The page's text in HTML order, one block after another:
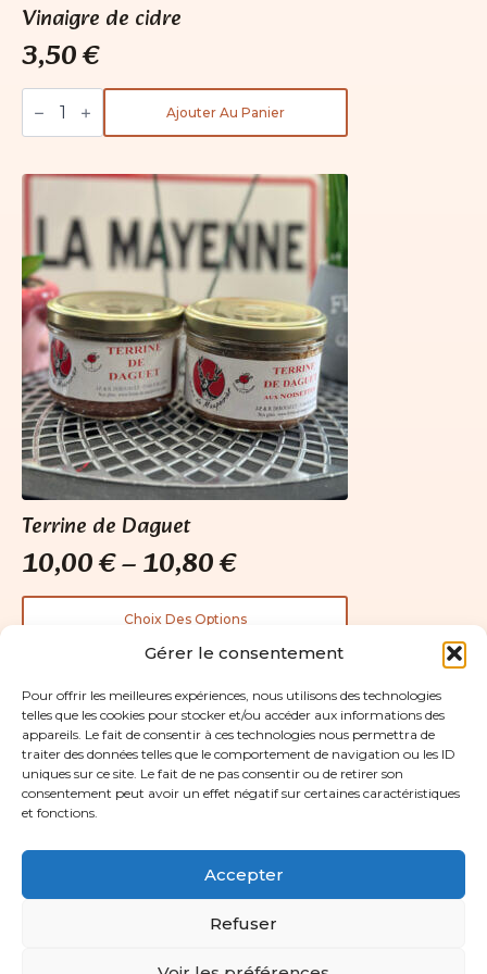
Gérer le consentement
Pour offrir les meilleures expériences, nous utilisons des technologies
telles que les cookies pour stocker et/ou accéder aux informations des
appareils. Le fait de consentir à ces technologies nous permettra de
traiter des données telles que le comportement de navigation ou les ID
uniques sur ce site. Le fait de ne pas consentir ou de retirer son
consentement peut avoir un effet négatif sur certaines caractéristiques
et fonctions.
Accepter
Refuser
Vinaigre de cidre
3,50€
quantité
de
Vinaigre
Ajouter Au Panier
Terrine de Daguet
10,00€–10,80€
Plage
de
à
10,80 €
Choix Des Options
Ce
produit
variations.
Les
options
peuvent
être
choisies
sur
page
Voir aussi
Tous droits réservés Les Paniers Gourmands
confidentialité